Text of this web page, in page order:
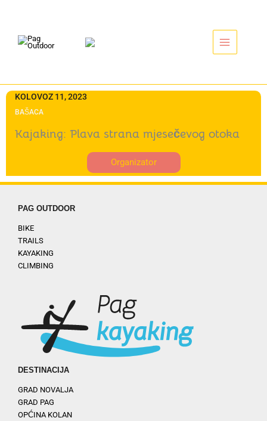
KOLOVOZ 11, 2023
BAŠACA
Kajaking: Plava strana mjesečevog otoka
Organizator
PAG OUTDOOR
BIKE
TRAILS
KAYAKING
CLIMBING
DESTINACIJA
GRAD NOVALJA
GRAD PAG
OPĆINA KOLAN